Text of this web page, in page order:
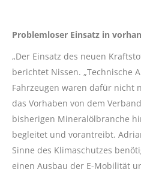
Problemloser Einsatz in
„Der Einsatz des neuen
berichtet Nissen. „Technische
Fahrzeugen waren dafür nicht
das Vorhaben von dem
bisherigen Mineralölbranche
begleitet und vorantreibt.
Sinne des Klimaschutzes
einen Ausbau der E-Mobilität